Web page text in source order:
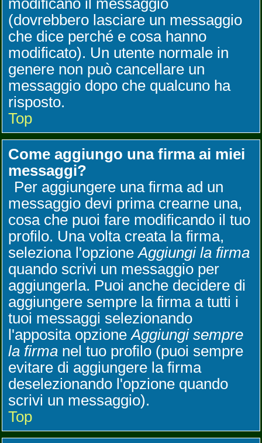
modificano il messaggio
(dovrebbero lasciare un messaggio
che dice perché e cosa hanno
modificato). Un utente normale in
genere non può cancellare un
messaggio dopo che qualcuno ha
risposto.
Top
Come aggiungo una firma ai miei
messaggi?
Per aggiungere una firma ad un
messaggio devi prima crearne una,
cosa che puoi fare modificando il tuo
profilo. Una volta creata la firma,
seleziona l'opzioneAggiungi la firma
quando scrivi un messaggio per
aggiungerla. Puoi anche decidere di
aggiungere sempre la firma a tutti i
tuoi messaggi selezionando
l'apposita opzioneAggiungi sempre
la firma nel tuo profilo (puoi sempre
evitare di aggiungere la firma
deselezionando l'opzione quando
scrivi un messaggio).
Top